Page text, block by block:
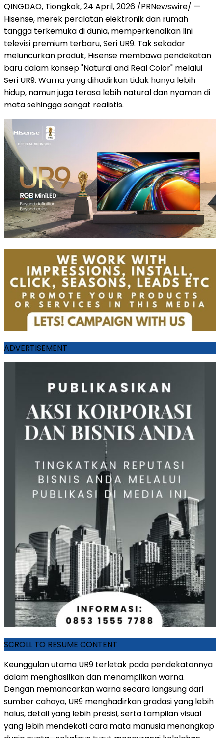
QINGDAO, Tiongkok,24 April, 2026 /PRNewswire/ —
Hisense, merek peralatan elektronik dan rumah
tangga terkemuka di dunia, memperkenalkan lini
televisi premium terbaru, Seri UR9. Tak sekadar
meluncurkan produk, Hisense membawa pendekatan
baru dalam konsep "Natural and Real Color" melalui
Seri UR9. Warna yang dihadirkan tidak hanya lebih
hidup, namun juga terasa lebih natural dan nyaman di
mata sehingga sangat realistis.
ADVERTISEMENT
SCROLL TO RESUME CONTENT
Keunggulan utama UR9 terletak pada pendekatannya
dalam menghasilkan dan menampilkan warna.
Dengan memancarkan warna secara langsung dari
sumber cahaya, UR9 menghadirkan gradasi yang lebih
halus, detail yang lebih presisi, serta tampilan visual
yang lebih mendekati cara mata manusia menangkap